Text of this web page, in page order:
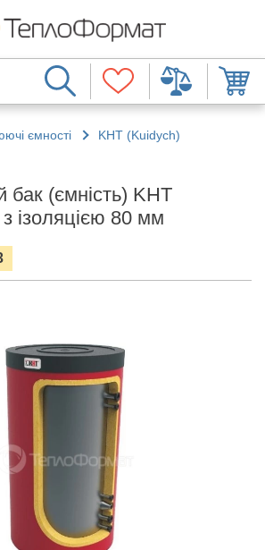
ємності KHT (Kuidych)
(ємність) KHT
ізоляцією 80 мм